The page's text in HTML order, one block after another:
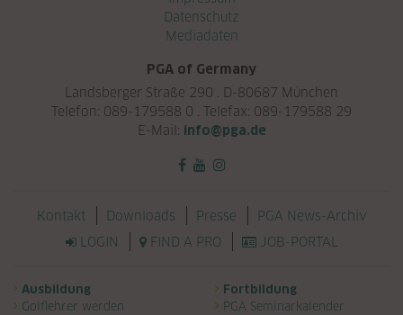
Datenschutz
Mediadaten
PGA of Germany
Landsberger Straße 290 . D-80687 München
Telefon: 089-179588 0 . Telefax: 089-179588 29
E-Mail: info@pga.de
Navigation überspringen
Kontakt Downloads Presse
PGA News-Archiv
LOGIN
FIND A PRO JOB-PORTAL
Navigation überspringen
Ausbildung
Golflehrer werden
Fortbildung
PGA Seminarkalender